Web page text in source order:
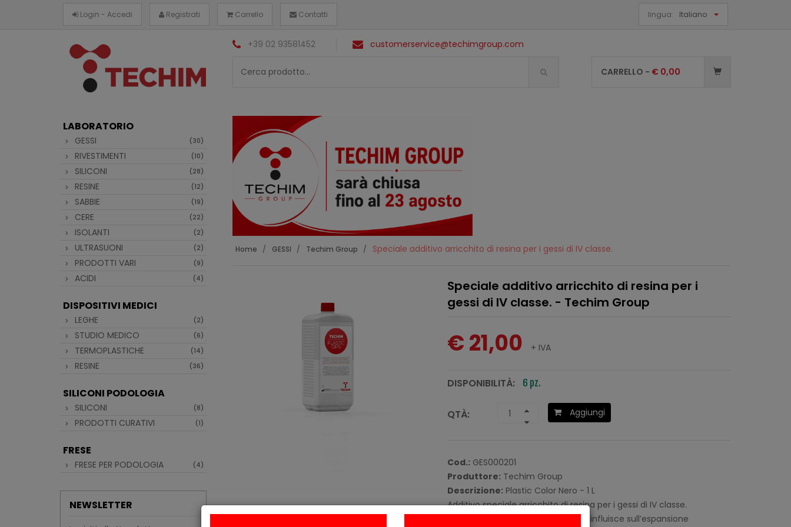
Login - Accedi Registrati Carrello Contatti lingua: Italiano
+39 02 93581452 customerservice@techimgroup.com
CARRELLO - € 0,00
LABORATORIO
GESSI (30)
RIVESTIMENTI (10)
SILICONI (28)
RESINE (12)
SABBIE (19)
CERE (22)
ISOLANTI (2)
ULTRASUONI (2)
PRODOTTI VARI (9)
ACIDI (4)
DISPOSITIVI MEDICI
LEGHE (2)
STUDIO MEDICO (6)
TERMOPLASTICHE (14)
RESINE (36)
SILICONI PODOLOGIA
SILICONI (8)
PRODOTTI CURATIVI (1)
FRESE
FRESE PER PODOLOGIA (4)
NEWSLETTER
Home GESSI Techim Group Speciale additivo arricchito di resina per i gessi di IV classe.
Speciale additivo arricchito di resina per i
gessi di IV classe. - Techim Group
€ 21,00 + IVA
DISPONIBILITÀ: 6 pz.
QTÀ: Aggiungi
Cod.: GES000201
Produttore: Techim Group
Descrizione: Plastic Color Nero - 1 L
Additivo speciale arricchito di resina per i gessi di IV classe.
Sostituisce l`acqua distillata e non influisce sull’espansione